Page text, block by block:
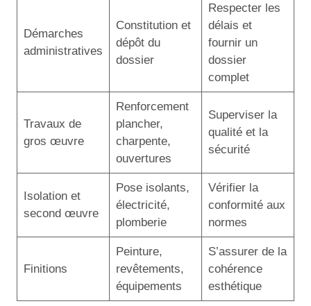
Démarches
administratives
Constitution et
dépôt du
dossier
Respecter les
délais et
fournir un
dossier
complet
Travaux de
gros œuvre
Renforcement
plancher,
charpente,
ouvertures
Superviser la
qualité et la
sécurité
Isolation et
second œuvre
Pose isolants,
électricité,
plomberie
Vérifier la
conformité aux
normes
Finitions
Peinture,
revêtements,
équipements
S’assurer de la
cohérence
esthétique